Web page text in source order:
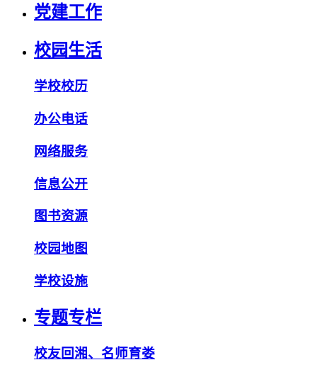
党建工作
校园生活
学校校历
办公电话
网络服务
信息公开
图书资源
校园地图
学校设施
专题专栏
校友回湘、名师育娄